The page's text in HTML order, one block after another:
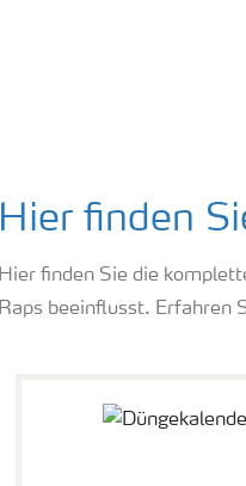
Hier finden
Hier finden Sie die
Raps beeinflusst. Erfahren